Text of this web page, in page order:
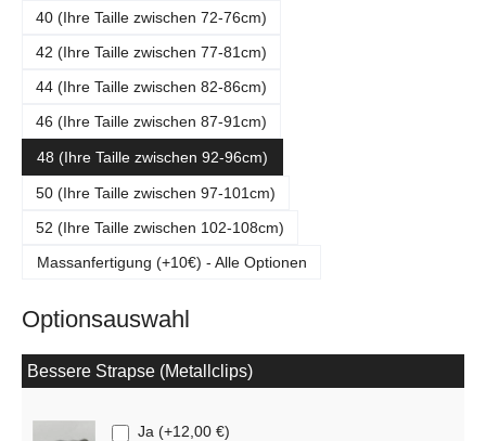
40 (Ihre Taille zwischen 72-76cm)
42 (Ihre Taille zwischen 77-81cm)
44 (Ihre Taille zwischen 82-86cm)
46 (Ihre Taille zwischen 87-91cm)
48 (Ihre Taille zwischen 92-96cm)
50 (Ihre Taille zwischen 97-101cm)
52 (Ihre Taille zwischen 102-108cm)
Massanfertigung (+10€) - Alle Optionen
Optionsauswahl
Bessere Strapse (Metallclips)
Ja (+12,00 €)